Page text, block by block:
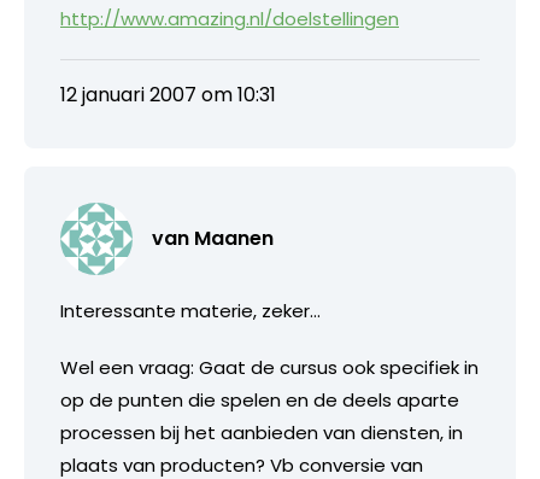
http://www.amazing.nl/doelstellingen
12 januari 2007 om 10:31
van Maanen
Interessante materie, zeker…
Wel een vraag: Gaat de cursus ook specifiek in
op de punten die spelen en de deels aparte
processen bij het aanbieden van diensten, in
plaats van producten? Vb conversie van